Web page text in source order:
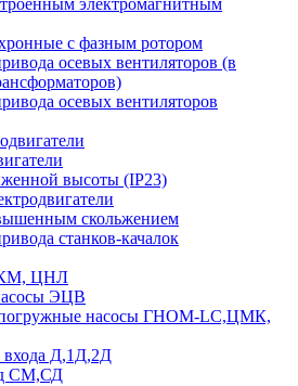
электромагнитным
с фазным ротором
осевых вентиляторов (в
осевых вентиляторов
высоты (IP23)
скольжением
станков-качалок
КМ, ЦНЛ
ЭЦВ
погружные насосы ГНОМ-LC,ЦМК,
входа Д,1Д,2Д
СМ,СД